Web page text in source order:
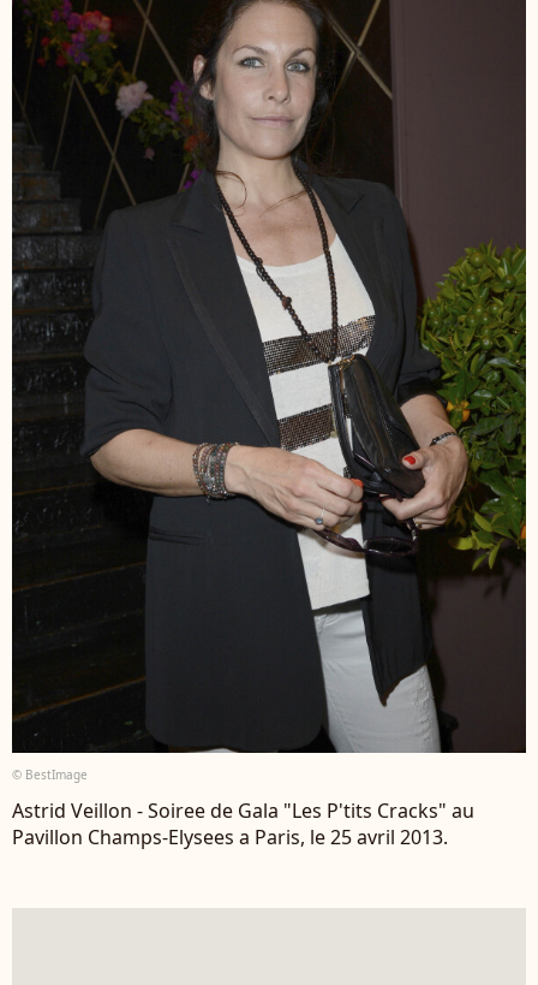
© BestImage
Astrid Veillon - Soiree de Gala "Les P'tits Cracks" au
Pavillon Champs-Elysees a Paris, le 25 avril 2013.